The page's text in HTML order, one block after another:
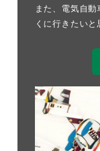
また、電気自
くに行きたいと